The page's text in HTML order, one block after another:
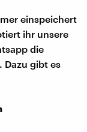
einspeichert
ihr unsere
die
Dazu gibt es